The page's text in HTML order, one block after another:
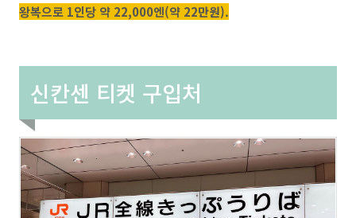
왕복으로 1인당 약 22,000엔(약 22만원).
신칸센 티켓 구입처